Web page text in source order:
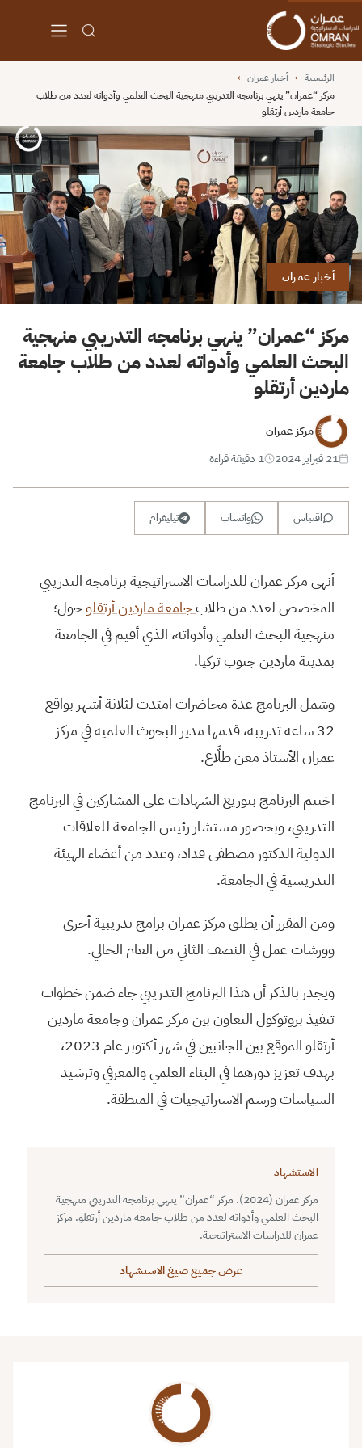
الرئيسية › أخبار عمران ›
مركز “عمران” ينهي برنامجه التدريبي منهجية البحث العلمي وأدواته لعدد من طلاب
جامعة ماردين أرتقلو
أخبار عمران
مركز “عمران” ينهي برنامجه التدريبي منهجية
البحث العلمي وأدواته لعدد من طلاب جامعة
ماردين أرتقلو
مركز عمران
21 فبراير 2024
1 دقيقة قراءة
اقتباس واتساب تيليغرام
أنهى مركز عمران للدراسات الاستراتيجية برنامجه التدريبي
المخصص لعدد من طلابجامعة ماردين أرتقلوحول؛
منهجية البحث العلمي وأدواته، الذي أقيم في الجامعة
بمدينة ماردين جنوب تركيا.
وشمل البرنامج عدة محاضرات امتدت لثلاثة أشهر بواقع
32 ساعة تدريبة، قدمها مدير البحوث العلمية في مركز
عمران الأستاذ معن طلَّاع.
اختتم البرنامج بتوزيع الشهادات على المشاركين في البرنامج
التدريبي، وبحضور مستشار رئيس الجامعة للعلاقات
الدولية الدكتور مصطفى قداد، وعدد من أعضاء الهيئة
التدريسية في الجامعة.
ومن المقرر أن يطلق مركز عمران برامج تدريبية أخرى
وورشات عمل في النصف الثاني من العام الحالي.
ويجدر بالذكر أن هذا البرنامج التدريبي جاء ضمن خطوات
تنفيذ بروتوكول التعاون بين مركز عمران وجامعة ماردين
أرتقلو الموقع بين الجانبين في شهر أكتوبر عام 2023،
بهدف تعزيز دورهما في البناء العلمي والمعرفي وترشيد
السياسات ورسم الاستراتيجيات في المنطقة.
الاستشهاد
مركز عمران (2024). مركز “عمران” ينهي برنامجه التدريبي منهجية
البحث العلمي وأدواته لعدد من طلاب جامعة ماردين أرتقلو. مركز
عمران للدراسات الاستراتيجية.
عرض جميع صيغ الاستشهاد